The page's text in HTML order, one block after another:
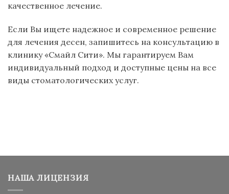
качественное лечение.
Если Вы ищете надежное и современное решение
для лечения десен, запишитесь на консультацию в
клинику «Смайл Сити». Мы гарантируем Вам
индивидуальный подход и доступные цены на все
виды стоматологических услуг.
НАША ЛИЦЕНЗИЯ